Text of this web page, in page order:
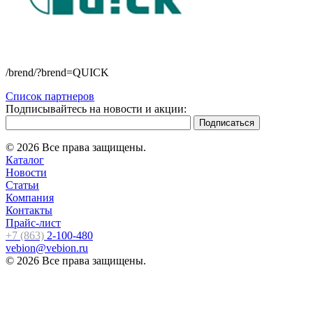
/brend/?brend=QUICK
Список партнеров
Подписывайтесь на новости и акции:
© 2026 Все права защищены.
Каталог
Новости
Статьи
Компания
Контакты
Прайс-лист
+7 (863) 2-100-480
vebion@vebion.ru
© 2026 Все права защищены.